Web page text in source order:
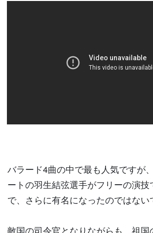
バラード4曲の中で最も人気ですが
ートの羽生結弦選手がフリーの演技
で、さらに有名になったのではない
敵国の司令官となりながらも、祖